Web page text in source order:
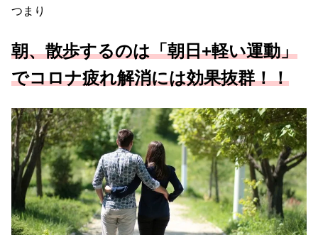
つまり
朝、散歩するのは「朝日+軽い運動」
でコロナ疲れ解消には効果抜群！！